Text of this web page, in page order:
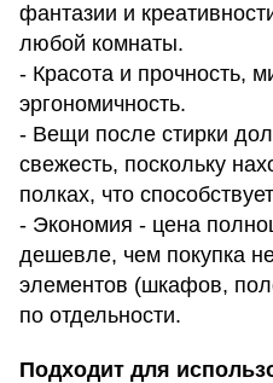
фантазии и
любой комнаты.
- Красота и прочность,
эргономичность.
- Вещи после стирки
свежесть, поскольку
полках, что
- Экономия - цена
дешевле, чем покупка
элементов (шкафов,
по отдельности.
Подходит для